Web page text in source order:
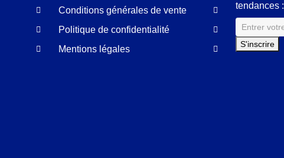
Conditions générales de vente
Politique de confidentialité
Mentions légales
tendances :